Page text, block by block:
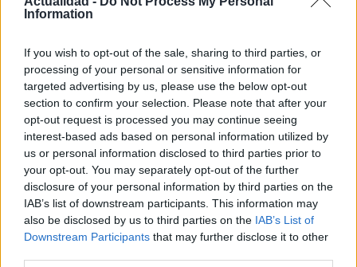
Information
If you wish to opt-out of the sale, sharing to third parties, or
processing of your personal or sensitive information for
targeted advertising by us, please use the below opt-out
section to confirm your selection. Please note that after your
opt-out request is processed you may continue seeing
interest-based ads based on personal information utilized by
us or personal information disclosed to third parties prior to
your opt-out. You may separately opt-out of the further
disclosure of your personal information by third parties on the
IAB’s list of downstream participants. This information may
also be disclosed by us to third parties on the IAB’s List of
Downstream Participants that may further disclose it to other
Peligros de las redes sociales para
los jóvenes
1 abril, 2020
Google Hangouts o el Whatsapp de
Google
1 abril, 2020
SlideShare – Estrategia para
promocionar tu marca
1 abril, 2020